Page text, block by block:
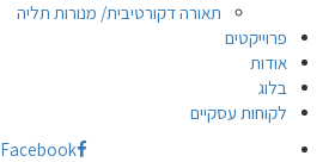
תאורה דקורטיבית/ מנורות תליה
פרוייקטים
אודות
בלוג
לקוחות עסקיים
Facebook